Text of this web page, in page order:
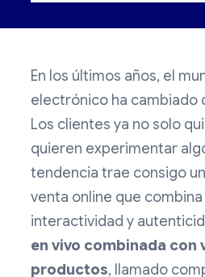
En los últimos años, el
electrónico ha cambiado
Los clientes ya no solo
quieren experimentar
tendencia trae consigo
venta online que
interactividad y
en vivo combinada con
productos, llamado